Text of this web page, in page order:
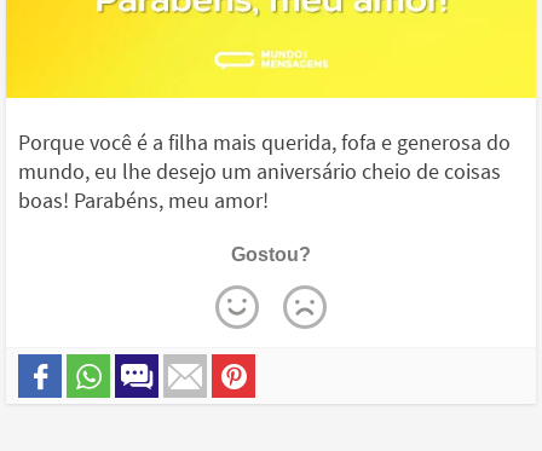
Porque você é a filha mais querida, fofa e generosa do
mundo, eu lhe desejo um aniversário cheio de coisas
boas! Parabéns, meu amor!
Gostou?